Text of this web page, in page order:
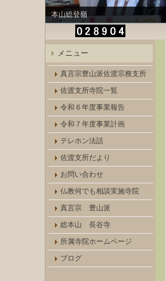
本山総登嶺
メニュー
真言宗豊山派佐渡宗務支所
佐渡支所寺院一覧
令和６年度事業報告
令和７年度事業計画
テレホン法話
佐渡支所だより
お問い合わせ
仏教何でも相談実施寺院
真言宗 豊山派
総本山 長谷寺
所属寺院ホームページ
ブログ